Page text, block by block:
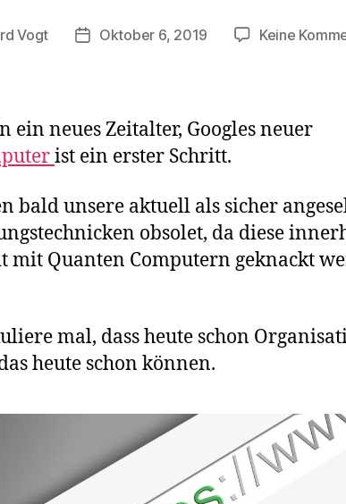
Vogt Veröffentlichungsdatum
Oktober 6, 2019 Keine
ein neues Zeitalter, Googles neuer
ist ein erster Schritt.
bald unsere aktuell als sicher
obsolet, da diese
mit Quanten Computern geknackt
mal, dass heute schon
heute schon können.